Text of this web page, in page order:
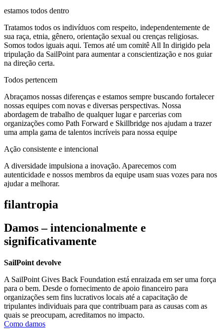
estamos todos dentro
Tratamos todos os indivíduos com respeito, independentemente de
sua raça, etnia, gênero, orientação sexual ou crenças religiosas.
Somos todos iguais aqui. Temos até um comitê All In dirigido pela
tripulação da SailPoint para aumentar a conscientização e nos guiar
na direção certa.
Todos pertencem
Abraçamos nossas diferenças e estamos sempre buscando fortalecer
nossas equipes com novas e diversas perspectivas. Nossa
abordagem de trabalho de qualquer lugar e parcerias com
organizações como Path Forward e Skillbridge nos ajudam a trazer
uma ampla gama de talentos incríveis para nossa equipe
Ação consistente e intencional
A diversidade impulsiona a inovação. Aparecemos com
autenticidade e nossos membros da equipe usam suas vozes para nos
ajudar a melhorar.
filantropia
Damos – intencionalmente e
significativamente
SailPoint devolve
A SailPoint Gives Back Foundation está enraizada em ser uma força
para o bem. Desde o fornecimento de apoio financeiro para
organizações sem fins lucrativos locais até a capacitação de
tripulantes individuais para que contribuam para as causas com as
quais se preocupam, acreditamos no impacto.
Como damos